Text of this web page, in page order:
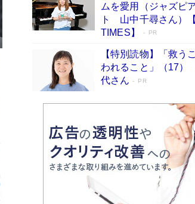
「不意に涙が出そうに…」高嶋政伸が
た“13歳の娘を暴行する役”への葛藤
シーコーディネーターに支えられた
Book Bang
ムを愛用（ジャズピ
ト 山中千尋さん）
TIMES】
PR
【特別読物】「救う
われること」（17
代さん
PR